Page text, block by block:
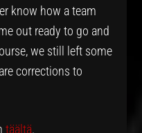
know how a team
out ready to go and
we still left some
corrections to
täältä.